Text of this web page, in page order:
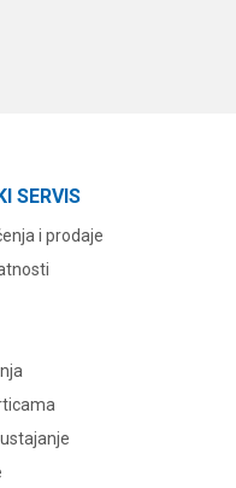
SERVIS
i prodaje